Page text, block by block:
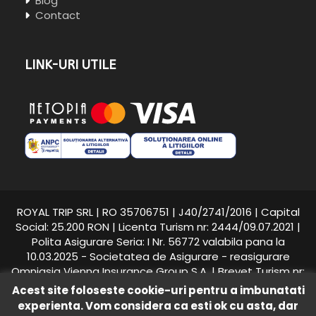
Contact
LINK-URI UTILE
ROYAL TRIP SRL | RO 35706751 | J40/2741/2016 | Capital
Social: 25.200 RON | Licenta Turism nr: 2444/09.07.2021 |
Polita Asigurare Seria: I Nr. 56772 valabila pana la
10.03.2025 - Societatea de Asigurare - reasigurare
Omniasig Vienna Insurance Group S.A. | Brevet Turism nr:
25558/2018 - Suhăianu Adina-Roxana
Acest site foloseste cookie-uri pentru a imbunatati
experienta. Vom considera ca esti ok cu asta, dar